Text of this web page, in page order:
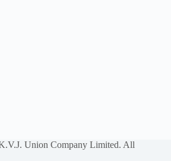
Union Company Limited. All